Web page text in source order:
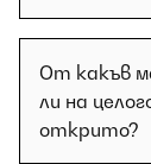
От какъв
ли на
открито?